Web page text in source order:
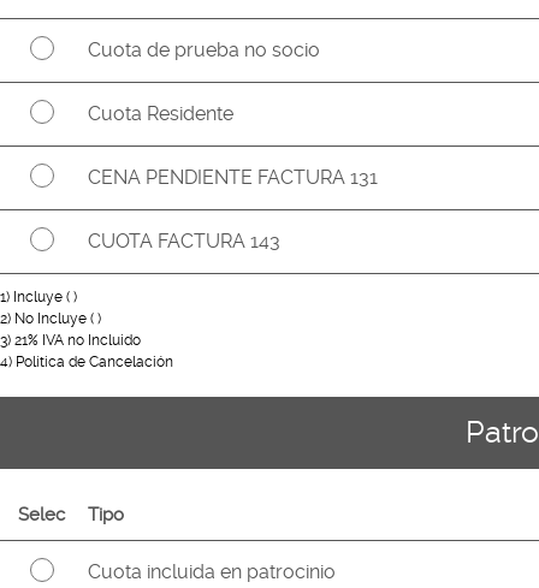
Cuota de prueba no socio
Cuota Residente
CENA PENDIENTE FACTURA 131
CUOTA FACTURA 143
1) Incluye ( )
2) No Incluye ( )
3) 21% IVA no Incluido
4) Política de Cancelación
Selec Tipo
Cuota incluida en patrocinio